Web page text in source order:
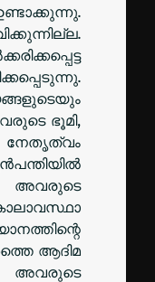
ഭൂമി,
നേതൃത്വം
അവരുടെ
ആദിമ
അവരുടെ